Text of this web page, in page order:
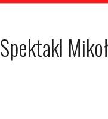
Spektakl